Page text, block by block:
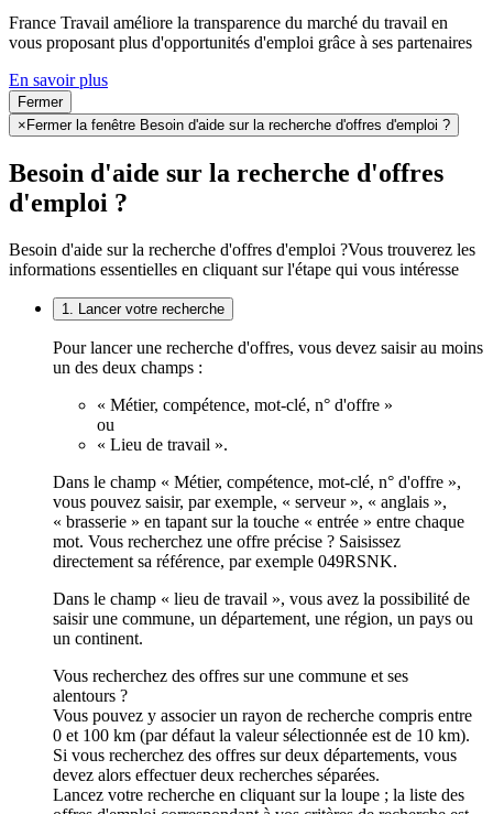
France Travail améliore la transparence du marché du travail en
vous proposant plus d'opportunités d'emploi grâce à ses partenaires
En savoir plus
Fermer
× Fermer la fenêtre Besoin d'aide sur la recherche d'offres d'emploi ?
Besoin d'aide sur la recherche d'offres
d'emploi ?
Besoin d'aide sur la recherche d'offres d'emploi ?Vous trouverez les
informations essentielles en cliquant sur l'étape qui vous intéresse
1. Lancer votre recherche
Pour lancer une recherche d'offres, vous devez saisir au moins
un des deux champs :
« Métier, compétence, mot-clé, n° d'offre »
ou
« Lieu de travail ».
Dans le champ « Métier, compétence, mot-clé, n° d'offre »,
vous pouvez saisir, par exemple, « serveur », « anglais »,
« brasserie » en tapant sur la touche « entrée » entre chaque
mot. Vous recherchez une offre précise ? Saisissez
directement sa référence, par exemple 049RSNK.
Dans le champ « lieu de travail », vous avez la possibilité de
saisir une commune, un département, une région, un pays ou
un continent.
Vous recherchez des offres sur une commune et ses
alentours ?
Vous pouvez y associer un rayon de recherche compris entre
0 et 100 km (par défaut la valeur sélectionnée est de 10 km).
Si vous recherchez des offres sur deux départements, vous
devez alors effectuer deux recherches séparées.
Lancez votre recherche en cliquant sur la loupe ; la liste des